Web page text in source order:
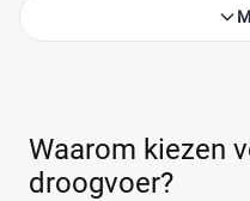
Waarom kiezen
droogvoer?